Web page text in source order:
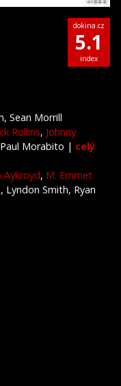
dokina.cz
5.1
index
Sean Morrill
Rollins, Johnny
Morabito | celý
Aykroyd, M. Emmet
, Lyndon Smith, Ryan